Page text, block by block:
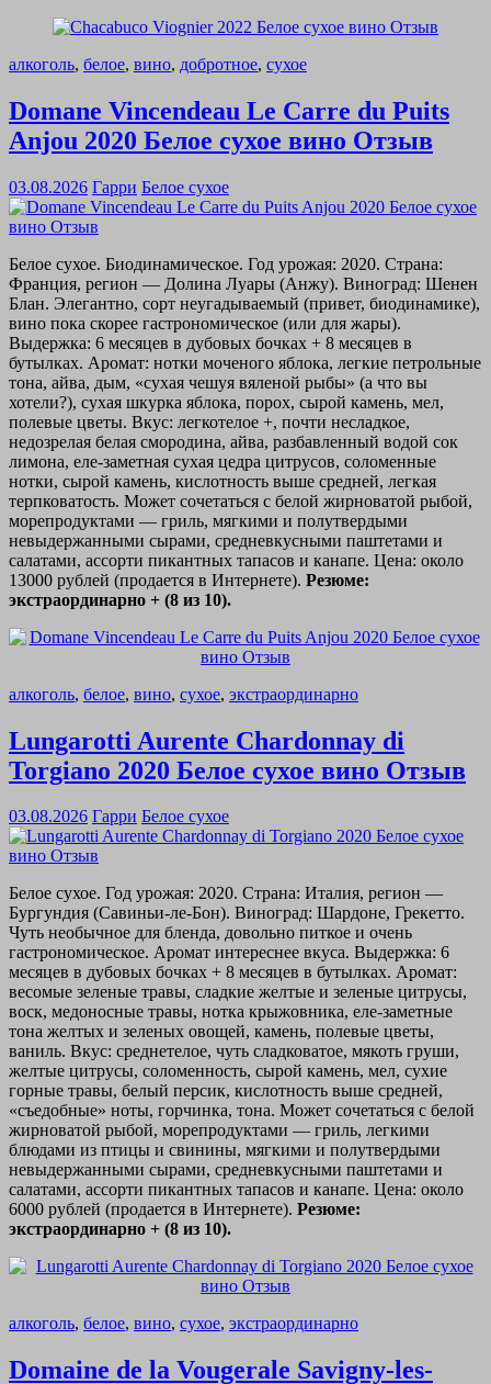
алкоголь, белое, вино, добротное, сухое
Domane Vincendeau Le Carre du Puits
Anjou 2020 Белое сухое вино Отзыв
03.08.2026 Гарри Белое сухое
Белое сухое. Биодинамическое. Год урожая: 2020. Страна:
Франция, регион — Долина Луары (Анжу). Виноград: Шенен
Блан. Элегантно, сорт неугадываемый (привет, биодинамике),
вино пока скорее гастрономическое (или для жары).
Выдержка: 6 месяцев в дубовых бочках + 8 месяцев в
бутылках. Аромат: нотки моченого яблока, легкие петрольные
тона, айва, дым, «сухая чешуя вяленой рыбы» (а что вы
хотели?), сухая шкурка яблока, порох, сырой камень, мел,
полевые цветы. Вкус: легкотелое +, почти несладкое,
недозрелая белая смородина, айва, разбавленный водой сок
лимона, еле-заметная сухая цедра цитрусов, соломенные
нотки, сырой камень, кислотность выше средней, легкая
терпковатость. Может сочетаться с белой жирноватой рыбой,
морепродуктами — гриль, мягкими и полутвердыми
невыдержанными сырами, средневкусными паштетами и
салатами, ассорти пикантных тапасов и канапе. Цена: около
13000 рублей (продается в Интернете). Резюме:
экстраординарно + (8 из 10).
алкоголь, белое, вино, сухое, экстраординарно
Lungarotti Aurente Chardonnay di
Torgiano 2020 Белое сухое вино Отзыв
03.08.2026 Гарри Белое сухое
Белое сухое. Год урожая: 2020. Страна: Италия, регион —
Бургундия (Савиньи-ле-Бон). Виноград: Шардоне, Грекетто.
Чуть необычное для бленда, довольно питкое и очень
гастрономическое. Аромат интереснее вкуса. Выдержка: 6
месяцев в дубовых бочках + 8 месяцев в бутылках. Аромат:
весомые зеленые травы, сладкие желтые и зеленые цитрусы,
воск, медоносные травы, нотка крыжовника, еле-заметные
тона желтых и зеленых овощей, камень, полевые цветы,
ваниль. Вкус: среднетелое, чуть сладковатое, мякоть груши,
желтые цитрусы, соломенность, сырой камень, мел, сухие
горные травы, белый персик, кислотность выше средней,
«съедобные» ноты, горчинка, тона. Может сочетаться с белой
жирноватой рыбой, морепродуктами — гриль, легкими
блюдами из птицы и свинины, мягкими и полутвердыми
невыдержанными сырами, средневкусными паштетами и
салатами, ассорти пикантных тапасов и канапе. Цена: около
6000 рублей (продается в Интернете). Резюме:
экстраординарно + (8 из 10).
алкоголь, белое, вино, сухое, экстраординарно
Domaine de la Vougerale Savigny-les-